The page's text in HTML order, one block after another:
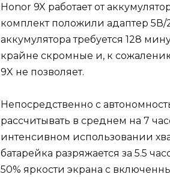
Honor 9X работает от
комплект положили адаптер
аккумулятора требуется 128
крайне скромные и, к
9X не позволяет.
Непосредственно с
рассчитывать в среднем на 7
интенсивном использовании
батарейка разряжается за 5.5
50% яркости экрана с